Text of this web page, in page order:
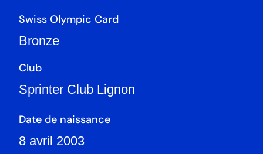
Swiss Olympic Card
Bronze
Club
Sprinter Club Lignon
Date de naissance
8 avril 2003